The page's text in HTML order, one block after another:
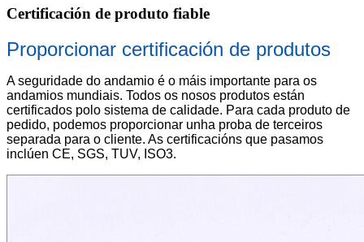
Certificación de produto fiable
Proporcionar certificación de produtos
A seguridade do andamio é o máis importante para os
andamios mundiais. Todos os nosos produtos están
certificados polo sistema de calidade. Para cada produto de
pedido, podemos proporcionar unha proba de terceiros
separada para o cliente. As certificacións que pasamos
inclúen CE, SGS, TUV, ISO3.